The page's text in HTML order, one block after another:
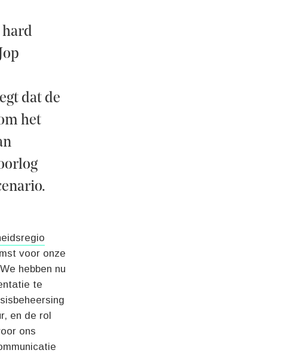
hard
dat de
het
voor onze
hebben nu
te
en de rol
ons